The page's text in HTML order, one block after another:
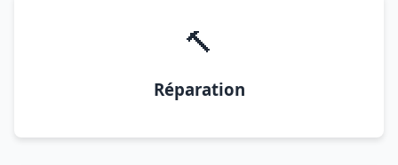
🔨
Réparation